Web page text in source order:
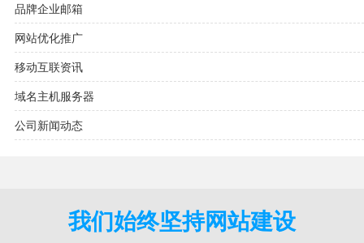
品牌企业邮箱
网站优化推广
移动互联资讯
域名主机服务器
公司新闻动态
我们始终坚持网站建设